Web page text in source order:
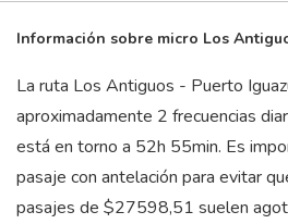
Información sobre micro Los
La ruta Los Antiguos - Puerto
aproximadamente 2 frecuencias
está en torno a 52h 55min. Es
pasaje con antelación para evitar
pasajes de $27598,51 suelen